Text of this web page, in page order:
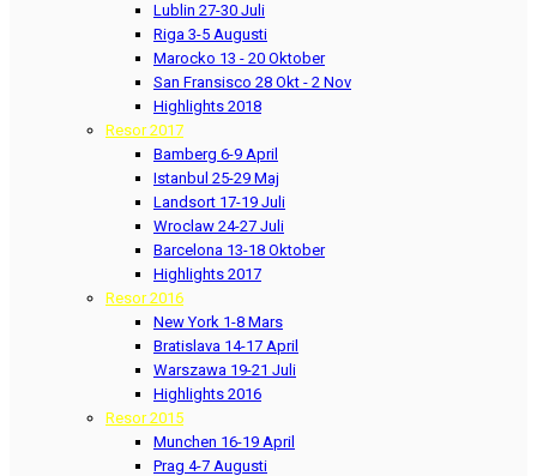
Lublin 27-30 Juli
Riga 3-5 Augusti
Marocko 13 - 20 Oktober
San Fransisco 28 Okt - 2 Nov
Highlights 2018
Resor 2017
Bamberg 6-9 April
Istanbul 25-29 Maj
Landsort 17-19 Juli
Wroclaw 24-27 Juli
Barcelona 13-18 Oktober
Highlights 2017
Resor 2016
New York 1-8 Mars
Bratislava 14-17 April
Warszawa 19-21 Juli
Highlights 2016
Resor 2015
Munchen 16-19 April
Prag 4-7 Augusti